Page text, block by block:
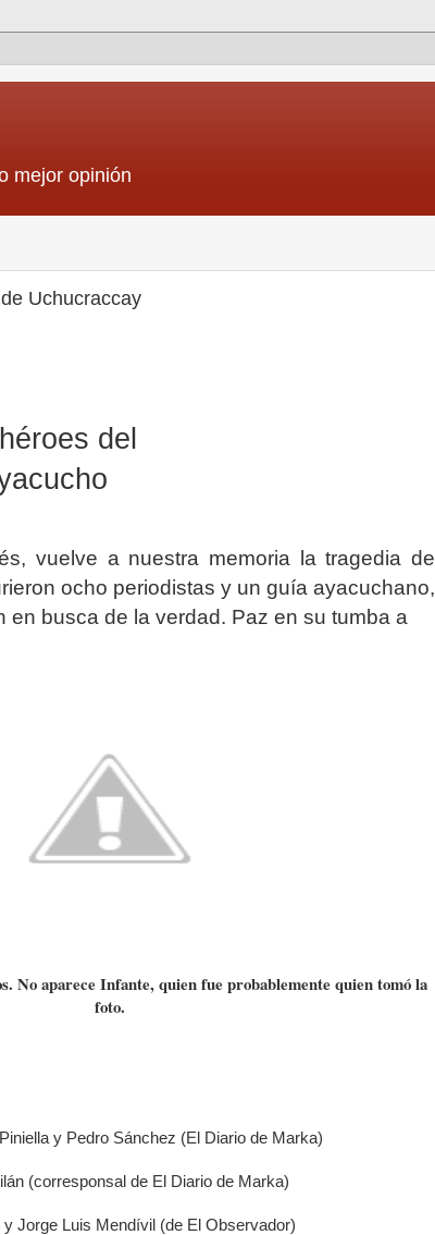
mejor opinión
Uchucraccay
del
vuelve a nuestra memoria la tragedia de
ocho periodistas y un guía ayacuchano,
en busca de la verdad. Paz en su tumba a
No aparece Infante, quien fue probablemente quien tomó la
foto.
y Pedro Sánchez (El Diario de Marka)
(corresponsal de El Diario de Marka)
y Jorge Luis Mendívil (de El Observador)